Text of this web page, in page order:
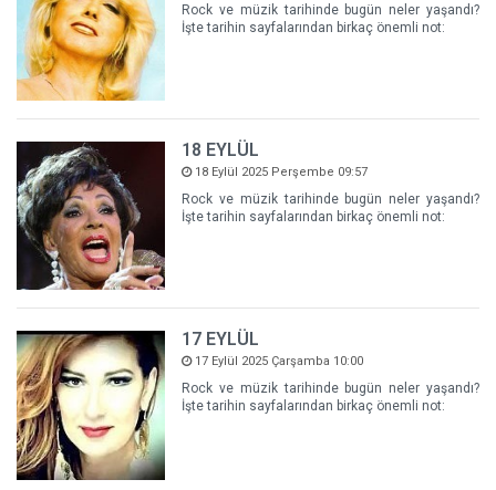
Rock ve müzik tarihinde bugün neler yaşandı?
İşte tarihin sayfalarından birkaç önemli not:
18 EYLÜL
18 Eylül 2025 Perşembe 09:57
Rock ve müzik tarihinde bugün neler yaşandı?
İşte tarihin sayfalarından birkaç önemli not:
17 EYLÜL
17 Eylül 2025 Çarşamba 10:00
Rock ve müzik tarihinde bugün neler yaşandı?
İşte tarihin sayfalarından birkaç önemli not: